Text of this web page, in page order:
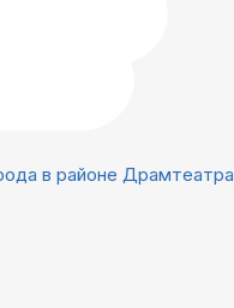
в районе Драмтеатра